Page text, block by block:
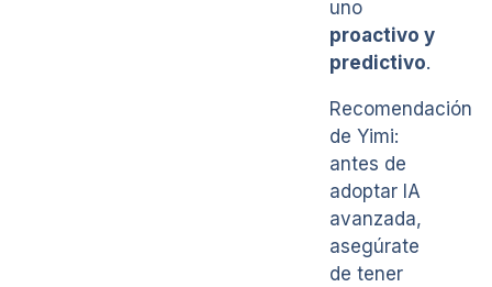
uno
proactivo y
predictivo.
Recomendación
de Yimi:
antes de
adoptar IA
avanzada,
asegúrate
de tener